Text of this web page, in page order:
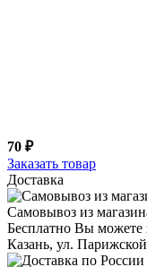
70 ₽
Заказать товар
Доставка
Самовывоз из
Бесплатно Вы можете
Казань, ул.